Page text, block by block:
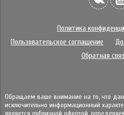
Политика
Пользовательское соглашение
Обратная
Обращаем ваше внимание на то, что
исключительно информационный
является публичной офертой,